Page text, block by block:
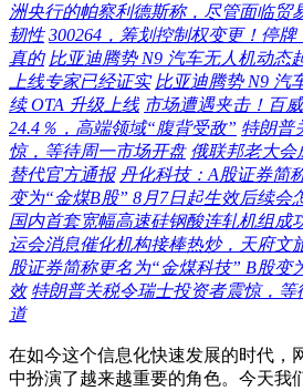
洲央行的帕察利德斯称，尽管面临贸
韧性 300264，筹划控制权变更！停
真的 比亚迪腾势 N9 汽车无人机动态
上线专家已经证实 比亚迪腾势 N9 汽
续 OTA 升级上线 市场遭遇夹击！百
24.4％，高端领域“腹背受敌” 特朗普
惊，等待周一市场开盘 俄联邦老大会
替代官方通报 丹化科技：A股证券简
变为“金煤B股” 8月7日起生效后续会
国内首套宽幅高速硅钢酸连轧机组成
运会消息催化机构接棒热炒，天府文
股证券简称更名为“金煤科技” B股变
效 特朗普关税令瑞士投资者震惊，
道
在如今这个信息化快速发展的时代，
中扮演了越来越重要的角色。今天我